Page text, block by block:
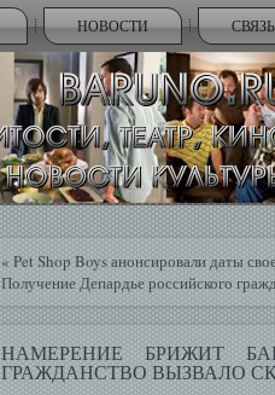
НОВОСТИ
« Pet Shop Boys анонсировали даты
Получение Депардье российского
НАМЕРЕНИЕ БРИЖИТ
ГРАЖДАНСТВО ВЫЗВАЛО